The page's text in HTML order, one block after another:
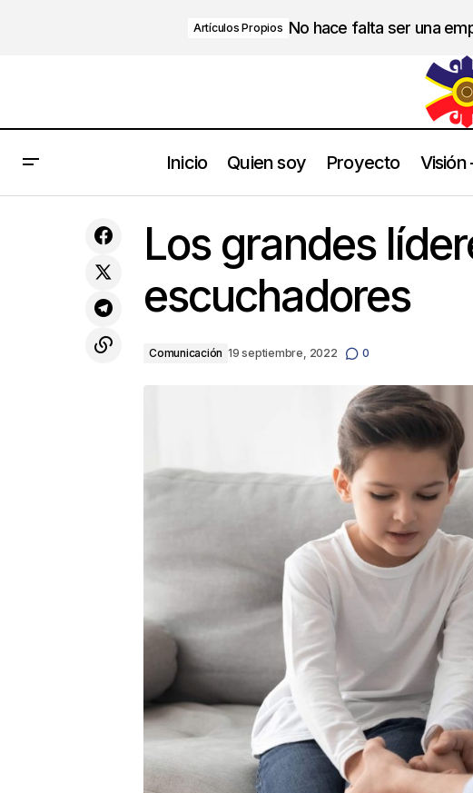
Artículos Propios No hace falta ser una
Inicio Quien soy Proyecto Visión
ejemplos
Los grandes
escuchadores
Comunicación 19 septiembre, 2022 0